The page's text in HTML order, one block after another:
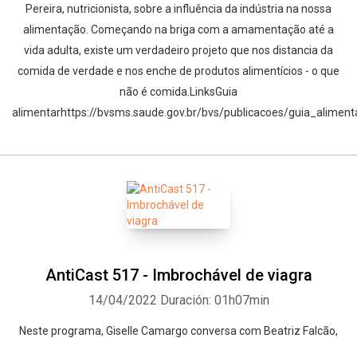
Pereira, nutricionista, sobre a influência da indústria na nossa
alimentação. Começando na briga com a amamentação até a
vida adulta, existe um verdadeiro projeto que nos distancia da
comida de verdade e nos enche de produtos alimentícios - o que
não é comida.LinksGuia
alimentarhttps://bvsms.saude.gov.br/bvs/publicacoes/
AntiCast 517 - Imbrochável de viagra
14/04/2022 Duración: 01h07min
Neste programa, Giselle Camargo conversa com Beatriz Falcão,